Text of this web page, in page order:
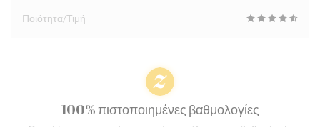
Ποιότητα/Τιμή
100% πιστοποιημένες βαθμολογίες